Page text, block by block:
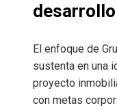
El enfoque de
sustenta en una
proyecto
con metas